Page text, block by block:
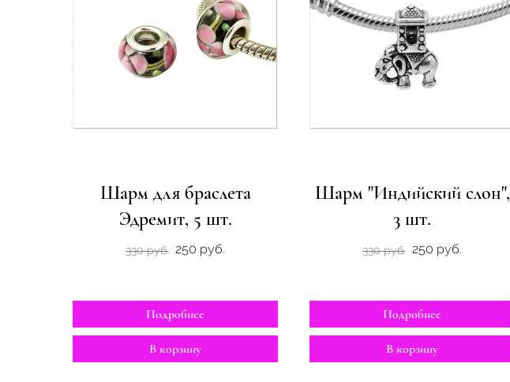
Шарм для браслета
Эдремит, 5 шт.
330 руб. 250 руб.
Подробнее
В корзину
Шарм "Индийский слон",
3 шт.
330 руб. 250 руб.
Подробнее
В корзину